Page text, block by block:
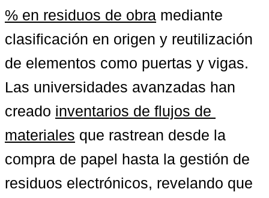
% en residuos de obra mediante
clasificación en origen y reutilización
de elementos como puertas y vigas.
Las universidades avanzadas han
creado inventarios de flujos de
materiales que rastrean desde la
compra de papel hasta la gestión de
residuos electrónicos, revelando que